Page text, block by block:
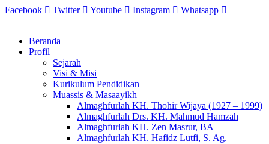
Skip
Facebook Twitter Youtube Instagram Whatsapp
Beranda
Profil
Sejarah
Visi & Misi
Kurikulum Pendidikan
Muassis & Masaayikh
Almaghfurlah KH. Thohir Wijaya (1927 – 1999)
Almaghfurlah Drs. KH. Mahmud Hamzah
Almaghfurlah KH. Zen Masrur, BA
Almaghfurlah KH. Hafidz Lutfi, S. Ag.